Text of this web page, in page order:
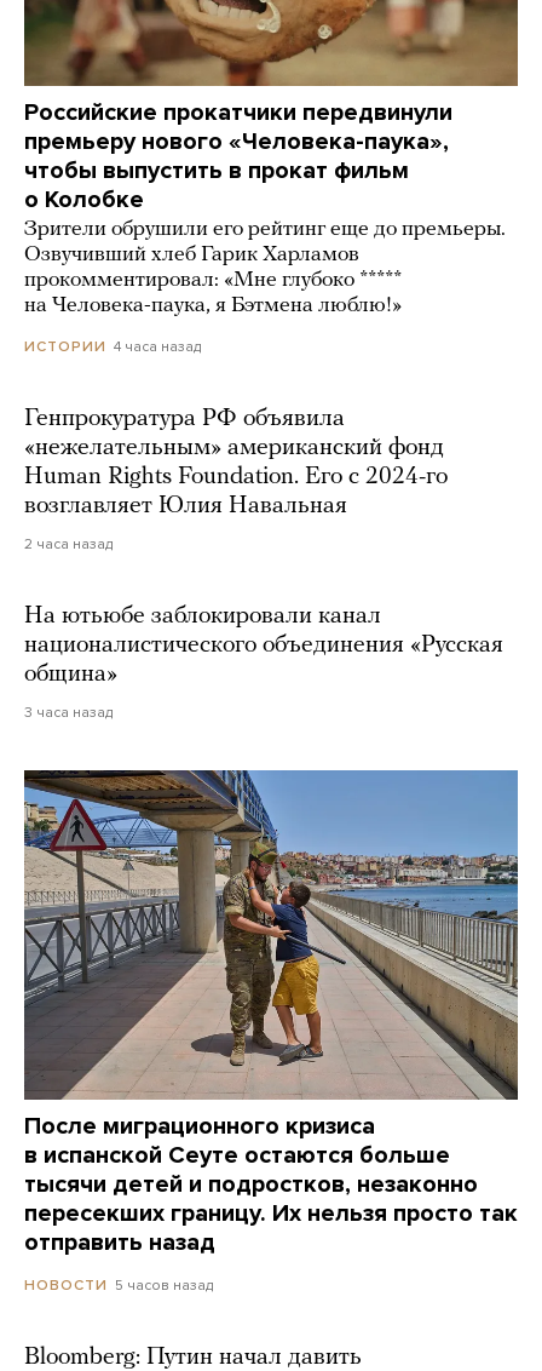
Российские прокатчики передвинули
премьеру нового «Человека-паука»,
чтобы выпустить в прокат фильм
о Колобке
Зрители обрушили его рейтинг еще до премьеры.
Озвучивший хлеб Гарик Харламов
прокомментировал: «Мне глубоко *****
на Человека-паука, я Бэтмена люблю!»
ИСТОРИИ 4 часа назад
Генпрокуратура РФ объявила
«нежелательным» американский фонд
Human Rights Foundation. Его с 2024-го
возглавляет Юлия Навальная
2 часа назад
На ютьюбе заблокировали канал
националистического объединения «Русская
община»
3 часа назад
После миграционного кризиса
в испанской Сеуте остаются больше
тысячи детей и подростков, незаконно
пересекших границу. Их нельзя просто так
отправить назад
НОВОСТИ 5 часов назад
Bloomberg: Путин начал давить